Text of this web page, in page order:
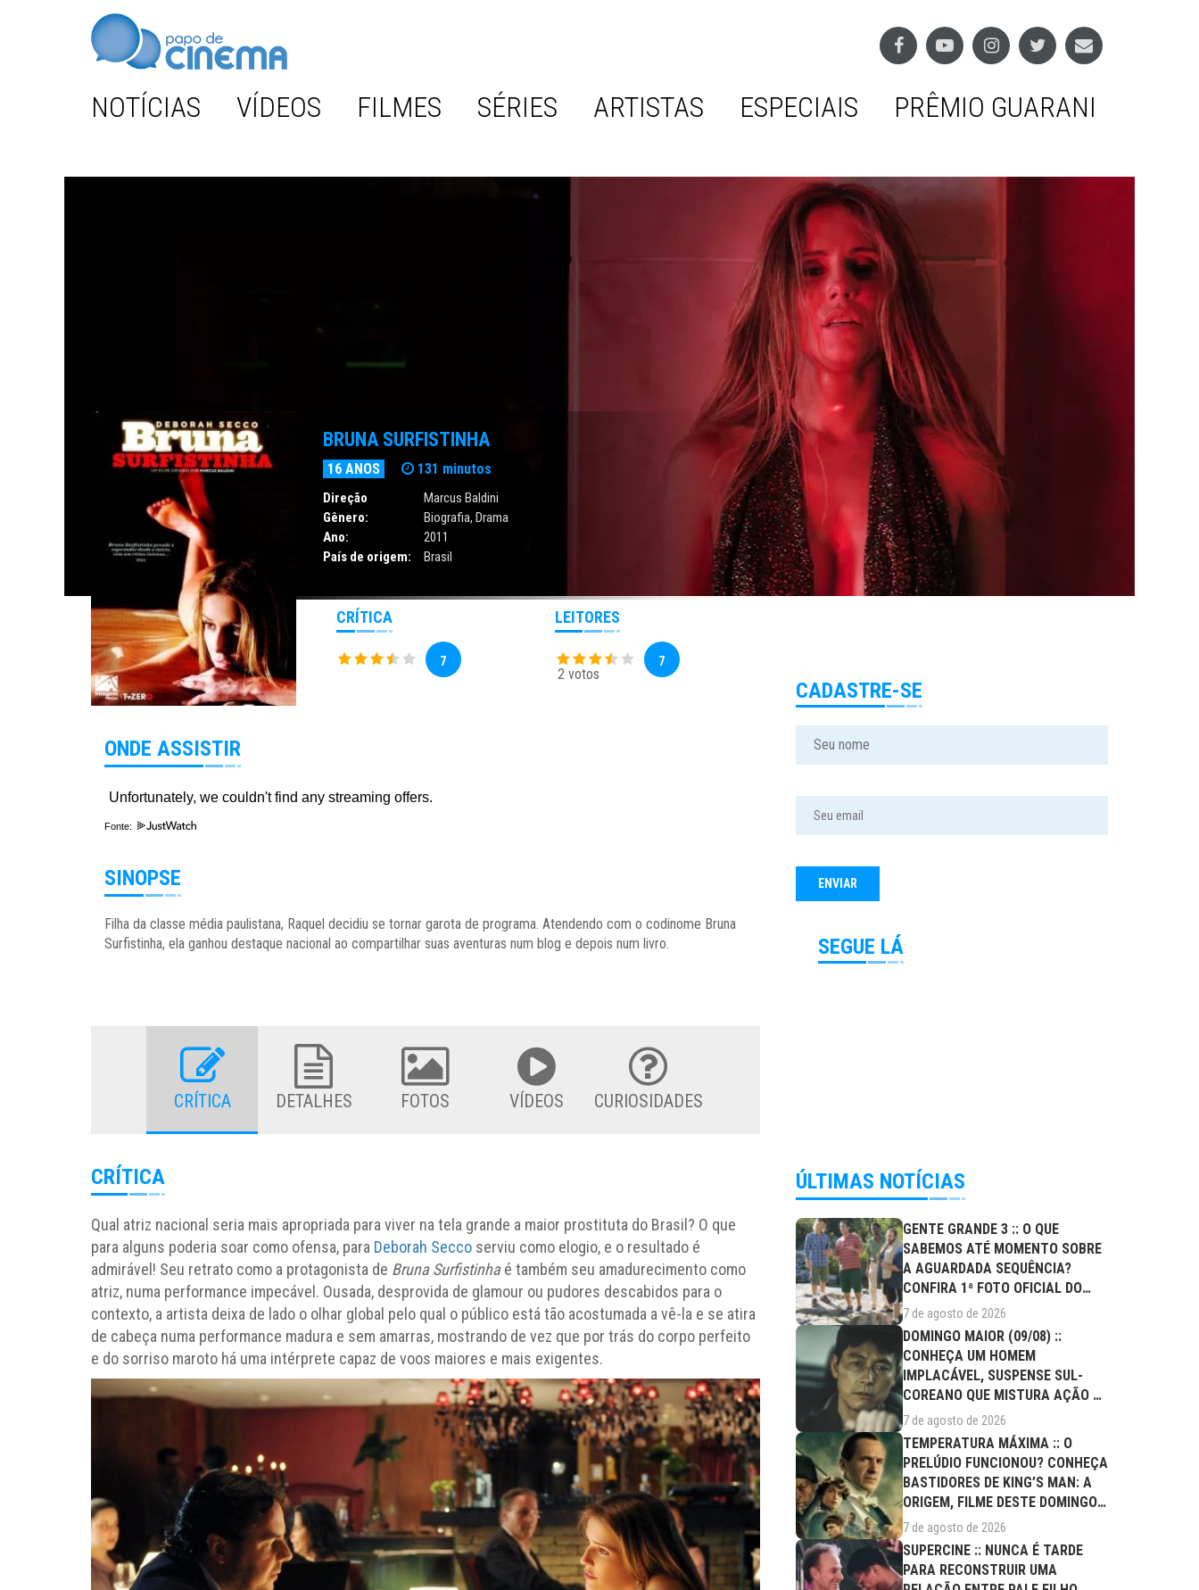
NOTÍCIAS VÍDEOS FILMES SÉRIES ARTISTAS ESPECIAIS PRÊMIO GUARANI
BRUNA SURFISTINHA
16 ANOS 131 minutos
Direção
Marcus Baldini
Gênero:
Biografia,Drama
Ano:
2011
País de origem:
Brasil
CRÍTICA
7
LEITORES
2 votos
7
ONDE ASSISTIR
Fonte:
SINOPSE
Filha da classe média paulistana, Raquel decidiu se tornar garota de programa. Atendendo com o codinome Bruna
Surfistinha, ela ganhou destaque nacional ao compartilhar suas aventuras num blog e depois num livro.
CRÍTICA DETALHES FOTOS VÍDEOS CURIOSIDADES
CRÍTICA
Qual atriz nacional seria mais apropriada para viver na tela grande a maior prostituta do Brasil? O que
para alguns poderia soar como ofensa, para Deborah Secco serviu como elogio, e o resultado é
admirável! Seu retrato como a protagonista de Bruna Surfistinhaé também seu amadurecimento como
atriz, numa performance impecável. Ousada, desprovida de glamour ou pudores descabidos para o
contexto, a artista deixa de lado o olhar global pelo qual o público está tão acostumada a vê-la e se atira
de cabeça numa performance madura e sem amarras, mostrando de vez que por trás do corpo perfeito
e do sorriso maroto há uma intérprete capaz de voos maiores e mais exigentes.
CADASTRE-SE
SEGUE LÁ
ÚLTIMAS NOTÍCIAS
GENTE GRANDE 3 :: O QUE
SABEMOS ATÉ MOMENTO SOBRE
A AGUARDADA SEQUÊNCIA?
CONFIRA 1ª FOTO OFICIAL DO
ELENCO!
7 de agosto de 2026
DOMINGO MAIOR (09/08) ::
CONHEÇA UM HOMEM
IMPLACÁVEL, SUSPENSE SUL-
COREANO QUE MISTURA AÇÃO E
DRAMA FAMILIAR
7 de agosto de 2026
TEMPERATURA MÁXIMA :: O
PRELÚDIO FUNCIONOU? CONHEÇA
BASTIDORES DE KING’S MAN: A
ORIGEM, FILME DESTE DOMINGO
(09/08)
7 de agosto de 2026
SUPERCINE :: NUNCA É TARDE
PARA RECONSTRUIR UMA